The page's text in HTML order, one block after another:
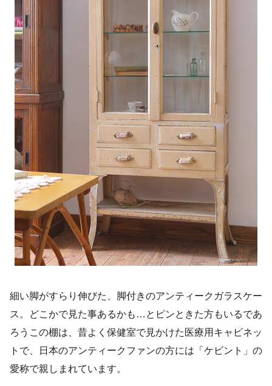
細い脚がすらり伸びた、脚付きのアンティークガラスケー
ス。どこかで見た事あるかも…とピンときた方もいるであ
ろうこの棚は、昔よく保健室で見かけた医療用キャビネッ
トで、日本のアンティークファンの方には「ケビント」の
愛称で親しまれています。